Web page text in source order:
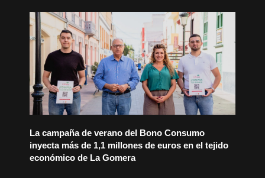
La campaña de verano del Bono Consumo
inyecta más de 1,1 millones de euros en el tejido
económico de La Gomera